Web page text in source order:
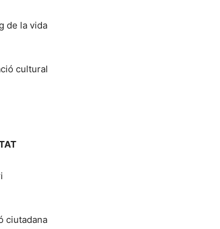
de la vida
cultural
ciutadana